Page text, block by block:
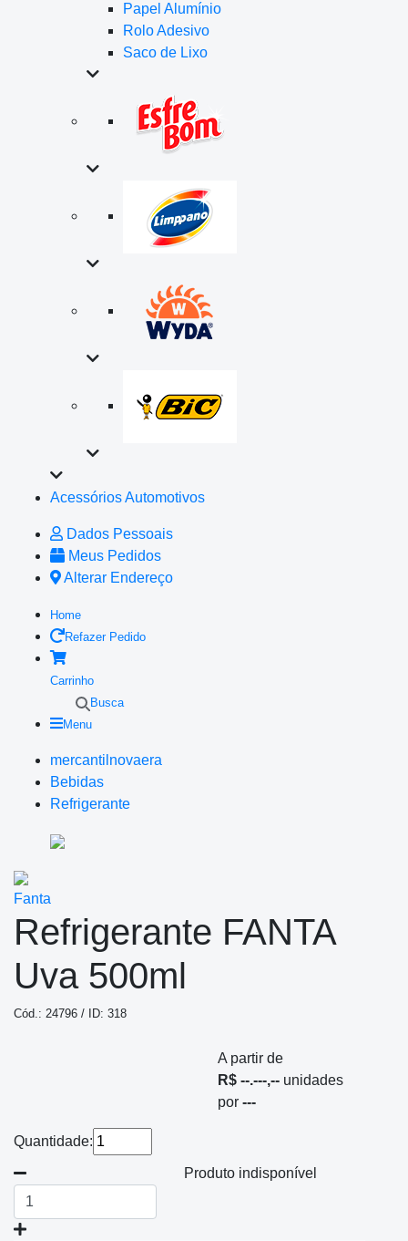
Papel Alumínio
Rolo Adesivo
Saco de Lixo
Acessórios Automotivos
Dados Pessoais
Meus Pedidos
Alterar Endereço
Home
Refazer Pedido
Carrinho
Busca
Menu
mercantilnovaera
Bebidas
Refrigerante
Fanta
Refrigerante FANTA
Uva 500ml
Cód.: 24796 / ID: 318
A partir de
R$ --.---,-- unidades
por ---
Quantidade:
Produto indisponível